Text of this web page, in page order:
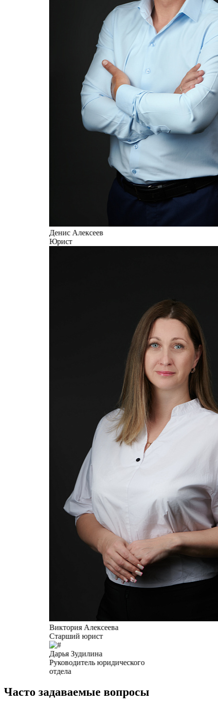
Денис Алексеев
Юрист
Виктория Алексеева
Старший юрист
Дарья Зудилина
Руководитель юридического
отдела
Часто задаваемые вопросы